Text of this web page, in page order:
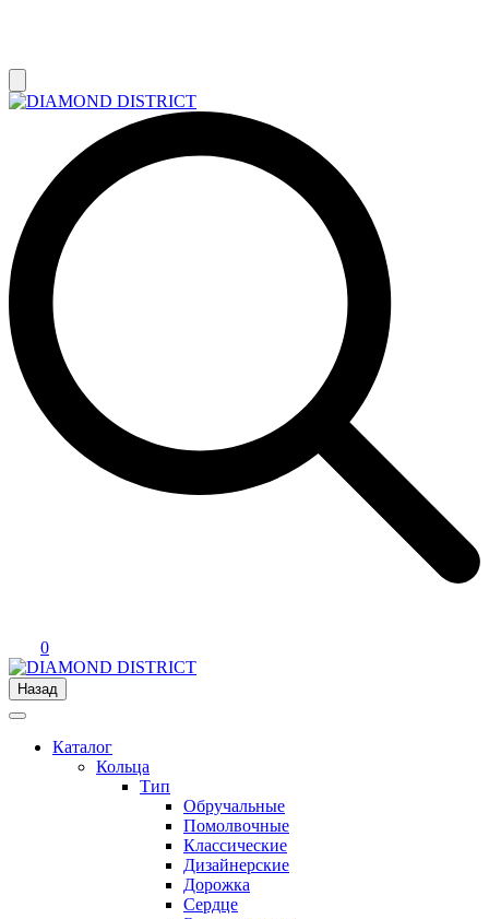
0
Назад
Каталог
Кольца
Тип
Обручальные
Помолвочные
Классические
Дизайнерские
Дорожка
Сердце